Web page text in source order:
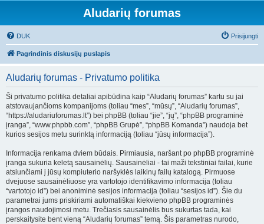
Aludarių forumas
DUK Prisijungti
Pagrindinis diskusijų puslapis
Aludarių forumas - Privatumo politika
Ši privatumo politika detaliai apibūdina kaip “Aludarių forumas” kartu su jai
atstovaujančioms kompanijoms (toliau “mes”, “mūsų”, “Aludarių forumas”,
“https://aludariuforumas.lt”) bei phpBB (toliau “jie”, “jų”, “phpBB programinė
įranga”, “www.phpbb.com”, “phpBB Grupė”, “phpBB Komanda”) naudoja bet
kurios sesijos metu surinktą informaciją (toliau “jūsų informacija”).
Informacija renkama dviem būdais. Pirmiausia, naršant po phpBB programinė
įranga sukuria keletą sausainėlių. Sausainėliai - tai maži tekstiniai failai, kurie
atsiunčiami į jūsų kompiuterio naršyklės laikinų failų katalogą. Pirmuose
dvejuose sausainėliuose yra vartotojo identifikavimo informacija (toliau
“vartotojo id”) bei anoniminė sesijos informacija (toliau “sesijos id”). Šie du
parametrai jums priskiriami automatiškai kiekvieno phpBB programinės
įrangos naudojimosi metu. Trečiasis sausainėlis bus sukurtas tada, kai
perskaitysite bent vieną “Aludarių forumas” temą. Šis parametras nurodo,